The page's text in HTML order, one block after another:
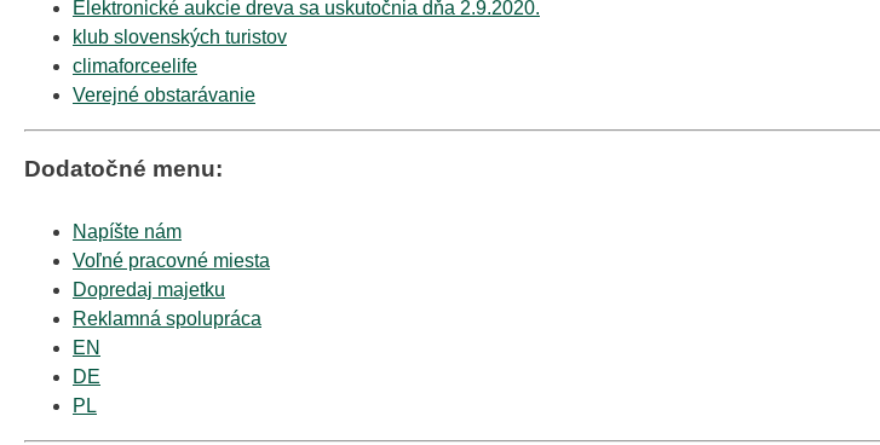
Elektronické aukcie dreva sa uskutočnia dňa 2.9.2020.
klub slovenských turistov
climaforceelife
Verejné obstarávanie
Dodatočné menu:
Napíšte nám
Voľné pracovné miesta
Dopredaj majetku
Reklamná spolupráca
EN
DE
PL